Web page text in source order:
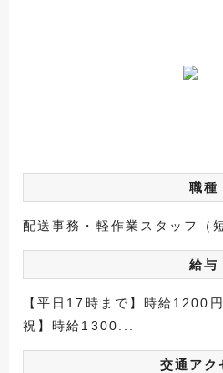
職種
配送事務・軽作業スタッフ（
給与
【平日17時まで】時給1200
祝】時給1300...
交通アク